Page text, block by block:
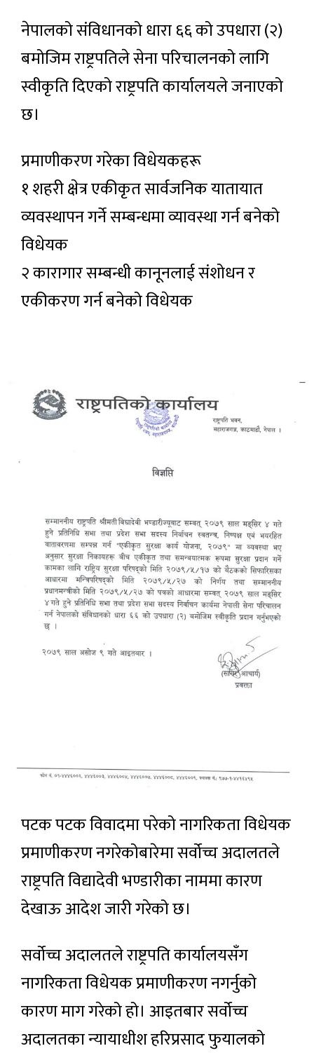
नेपालको संविधानको धारा ६६ को उपधारा (२)
बमोजिम राष्ट्रपतिले सेना परिचालनको लागि
स्वीकृति दिएको राष्ट्रपति कार्यालयले जनाएको
छ।
प्रमाणीकरण गरेका विधेयकहरू
१ शहरी क्षेत्र एकीकृत सार्वजनिक यातायात
व्यवस्थापन गर्ने सम्बन्धमा व्यावस्था गर्न बनेको
विधेयक
२ कारागार सम्बन्धी कानूनलाई संशोधन र
एकीकरण गर्न बनेको विधेयक
पटक पटक विवादमा परेको नागरिकता विधेयक
प्रमाणीकरण नगरेकोबारेमा सर्वोच्च अदालतले
राष्ट्रपति विद्यादेवी भण्डारीका नाममा कारण
देखाऊ आदेश जारी गरेको छ।
सर्वोच्च अदालतले राष्ट्रपति कार्यालयसँग
नागरिकता विधेयक प्रमाणीकरण नगर्नुको
कारण माग गरेको हो। आइतबार सर्वोच्च
अदालतका न्यायाधीश हरिप्रसाद फुयालको